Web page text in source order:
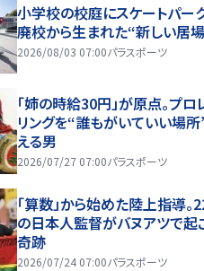
小学校の校庭にスケートパー
廃校から生まれた“新しい居
2026/08/03 07:00パラスポーツ
「姉の時給30円」が原点。プロ
リングを“誰もがいていい場
える男
2026/07/27 07:00パラスポーツ
「算数」から始めた陸上指導。
の日本人監督がバヌアツで起
奇跡
2026/07/24 07:00パラスポーツ